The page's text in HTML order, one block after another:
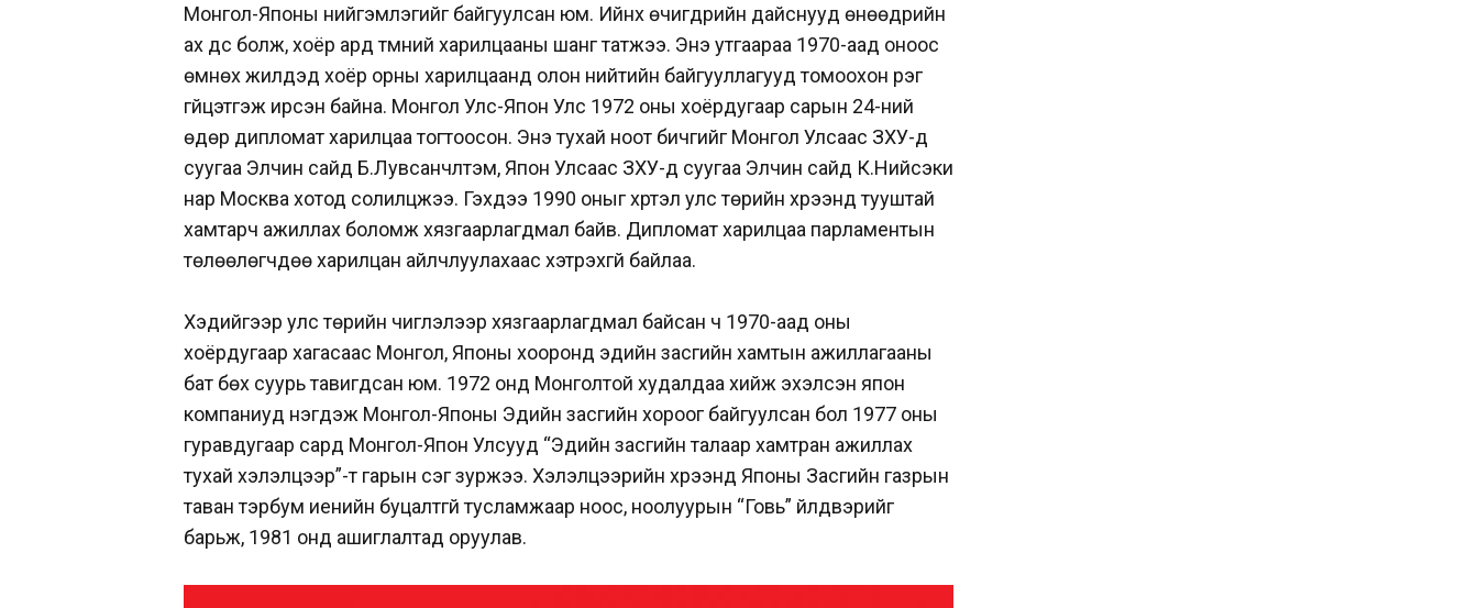
Монгол-Японы нийгэмлэгийг байгуулсан юм. Ийнхүү өчигдрийн дайснууд өнөөдрийн
ах дүүс болж, хоёр ард түмний харилцааны шанг татжээ. Энэ утгаараа 1970-аад оноос
өмнөх жилүүдэд хоёр орны харилцаанд олон нийтийн байгууллагууд томоохон үүрэг
гүйцэтгэж ирсэн байна. Монгол Улс-Япон Улс 1972 оны хоёрдугаар сарын 24-ний
өдөр дипломат харилцаа тогтоосон. Энэ тухай ноот бичгийг Монгол Улсаас ЗХУ-д
суугаа Элчин сайд Б.Лувсанчүлтэм, Япон Улсаас ЗХУ-д суугаа Элчин сайд К.Нийсэки
нар Москва хотод солилцжээ. Гэхдээ 1990 оныг хүртэл улс төрийн хүрээнд тууштай
хамтарч ажиллах боломж хязгаарлагдмал байв. Дипломат харилцаа парламентын
төлөөлөгчдөө харилцан айлчлуулахаас хэтрэхгүй байлаа.
Хэдийгээр улс төрийн чиглэлээр хязгаарлагдмал байсан ч 1970-аад оны
хоёрдугаар хагасаас Монгол, Японы хооронд эдийн засгийн хамтын ажиллагааны
бат бөх суурь тавигдсан юм. 1972 онд Монголтой худалдаа хийж эхэлсэн япон
компаниуд нэгдэж Монгол-Японы Эдийн засгийн хороог байгуулсан бол 1977 оны
гуравдугаар сард Монгол-Япон Улсууд “Эдийн засгийн талаар хамтран ажиллах
тухай хэлэлцээр”-т гарын үсэг зуржээ. Хэлэлцээрийн хүрээнд Японы Засгийн газрын
таван тэрбум иенийн буцалтгүй тусламжаар ноос, ноолуурын “Говь” үйлдвэрийг
барьж, 1981 онд ашиглалтад оруулав.